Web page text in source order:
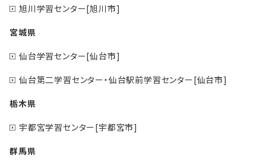
旭川学習センター[旭川市]
宮城県
仙台学習センター[仙台市]
仙台第二学習センター・仙台駅前学習センター[仙台市]
栃木県
宇都宮学習センター[宇都宮市]
群馬県